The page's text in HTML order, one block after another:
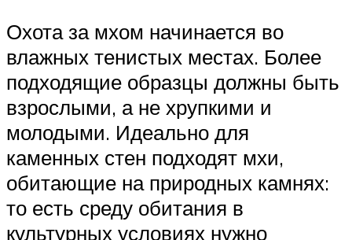
Охота за мхом начинается во
влажных тенистых местах. Более
подходящие образцы должны быть
взрослыми, а не хрупкими и
молодыми. Идеально для
каменных стен подходят мхи,
обитающие на природных камнях:
то есть среду обитания в
культурных условиях нужно